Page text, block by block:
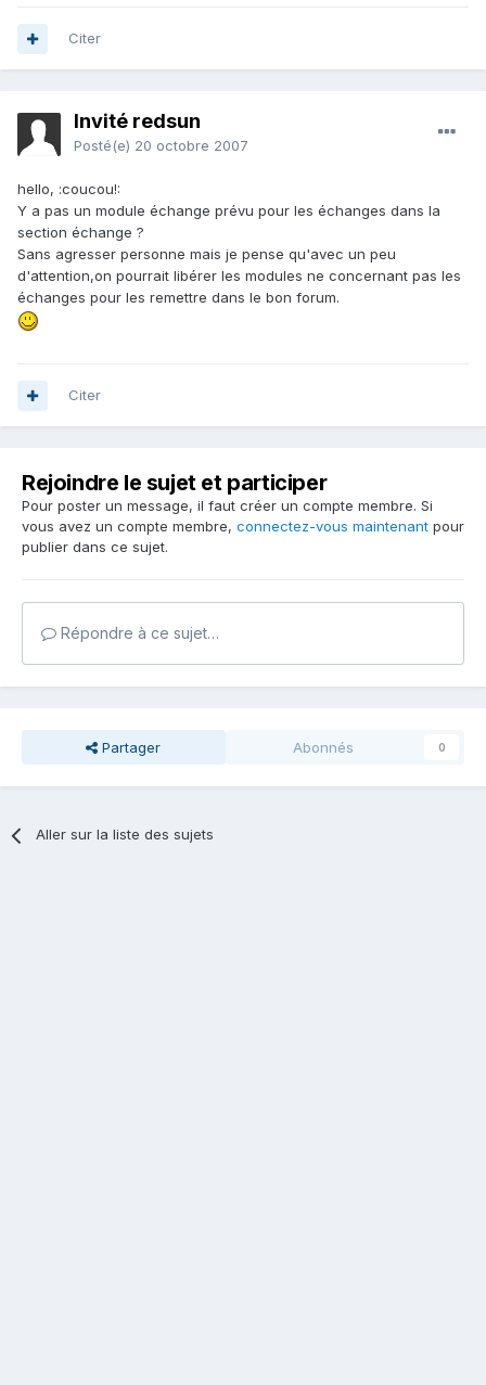
Citer
Invité redsun
Posté(e) 20 octobre 2007
hello, :coucou!:
Y a pas un module échange prévu pour les échanges dans la
section échange ?
Sans agresser personne mais je pense qu'avec un peu
d'attention,on pourrait libérer les modules ne concernant pas les
échanges pour les remettre dans le bon forum.
Citer
Rejoindre le sujet et participer
Pour poster un message, il faut créer un compte membre. Si
vous avez un compte membre, connectez-vous maintenant pour
publier dans ce sujet.
Répondre à ce sujet…
Partager Abonnés 0
Aller sur la liste des sujets